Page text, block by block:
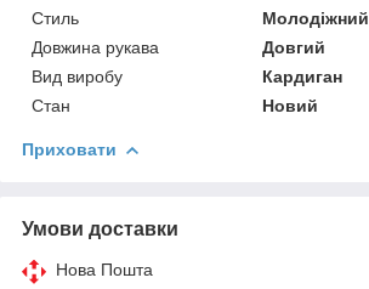
Стиль
Молодіжний
Довжина рукава
Довгий
Вид виробу
Кардиган
Стан
Новий
Приховати
Умови доставки
Нова Пошта